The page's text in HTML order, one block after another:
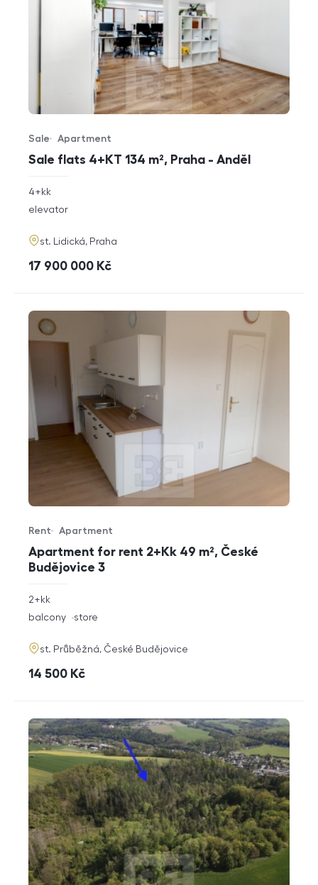
Sale flats 4+KT 134 m², Praha - Anděl
Offer type
Sale
Property type
Apartment
rozměry
4+kk
funkce
elevator
adresa
st. Lidická, Praha
cena
17 900 000 Kč
Apartment for rent 2+Kk 49 m², České
Budějovice 3
Offer type
Rent
Property type
Apartment
rozměry
2+kk
funkce
balcony store
adresa
st. Průběžná, České Budějovice
cena
14 500 Kč